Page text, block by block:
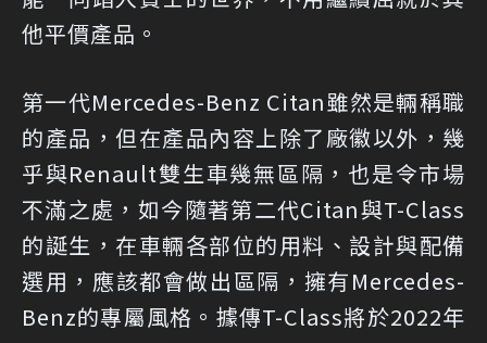
他平價產品。
第一代Mercedes-Benz Citan雖然是輛稱職
的產品，但在產品內容上除了廠徽以外，幾
乎與Renault雙生車幾無區隔，也是令市場
不滿之處，如今隨著第二代Citan與T-Class
的誕生，在車輛各部位的用料、設計與配備
選用，應該都會做出區隔，擁有Mercedes-
Benz的專屬風格。據傳T-Class將於2022年